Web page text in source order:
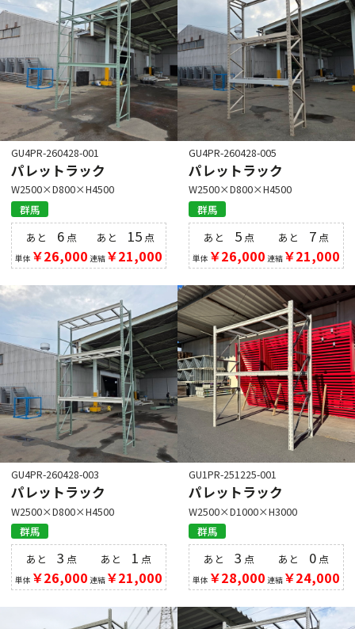
GU4PR-260428-001
パレットラック
W2500×D800×H4500
群馬
あと 6 点
単体 ￥26,000
あと 15 点
連結￥21,000
GU4PR-260428-005
パレットラック
W2500×D800×H4500
群馬
あと 5 点
単体 ￥26,000
あと 7点
連結￥21,000
GU4PR-260428-003
パレットラック
W2500×D800×H4500
群馬
あと3 点
単体 ￥26,000
あと 1 点
連結￥21,000
GU1PR-251225-001
パレットラック
W2500×D1000×H3000
群馬
あと3 点
単体 ￥28,000
あと 0点
連結￥24,000